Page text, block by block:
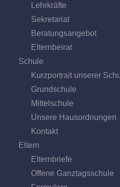
Lehrkräfte
Sekretariat
Beratungs­angebot
Eltern­beirat
Schule
Kurzportrait unserer
Grund­schule
Mittel­schule
Unsere Hausordnungen
Kontakt
Eltern
Elternbriefe
Offene Ganz­tags­schule